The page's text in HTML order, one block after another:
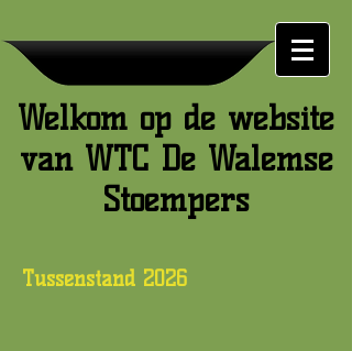
Welkom op de website
van WTC De Walemse
Stoempers
Tussenstand 2026